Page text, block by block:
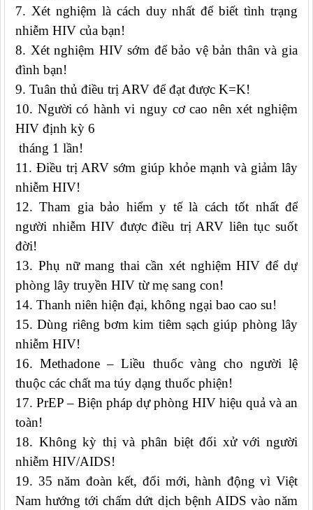
7. Xét nghiệm là cách duy nhất để biết tình trạng
nhiễm HIV của bạn!
8. Xét nghiệm HIV sớm để bảo vệ bản thân và gia
đình bạn!
9. Tuân thủ điều trị ARV để đạt được K=K!
10. Người có hành vi nguy cơ cao nên xét nghiệm
HIV định kỳ 6
tháng 1 lần!
11. Điều trị ARV sớm giúp khỏe mạnh và giảm lây
nhiễm HIV!
12. Tham gia bảo hiểm y tế là cách tốt nhất để
người nhiễm HIV được điều trị ARV liên tục suốt
đời!
13. Phụ nữ mang thai cần xét nghiệm HIV để dự
phòng lây truyền HIV từ mẹ sang con!
14. Thanh niên hiện đại, không ngại bao cao su!
15. Dùng riêng bơm kim tiêm sạch giúp phòng lây
nhiễm HIV!
16. Methadone – Liều thuốc vàng cho người lệ
thuộc các chất ma túy dạng thuốc phiện!
17. PrEP – Biện pháp dự phòng HIV hiệu quả và an
toàn!
18. Không kỳ thị và phân biệt đối xử với người
nhiễm HIV/AIDS!
19. 35 năm đoàn kết, đổi mới, hành động vì Việt
Nam hướng tới chấm dứt dịch bệnh AIDS vào năm